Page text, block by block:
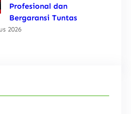
Profesional dan
Bergaransi Tuntas
2026